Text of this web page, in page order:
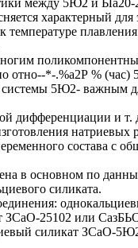
характерный
плавления
отно--*-.%а2Р %
5Ю2- важным
дифференциации и т.
натриевых
состава с
в основном по
силиката.
25102 или
силикат ЗСаО-